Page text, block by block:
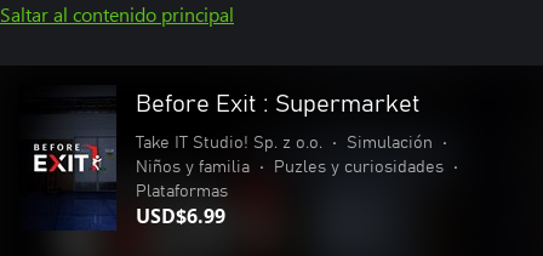
Saltar al contenido principal
Before Exit : Supermarket
Take IT Studio! Sp. z o.o. • Simulación
•
Niños y familia
• Puzles y curiosidades
•
Plataformas
USD$6.99